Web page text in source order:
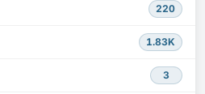
220
1.83K
3